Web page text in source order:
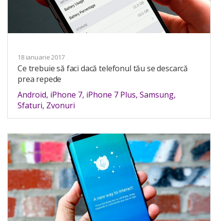
18 ianuarie 2017
Ce trebuie să faci dacă telefonul tău se descarcă
prea repede
Android, iPhone 7, iPhone 7 Plus, Samsung,
Sfaturi, Zvonuri